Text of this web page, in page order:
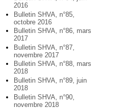
2016
Bulletin SHVA, n°85,
octobre 2016
Bulletin SHVA, n°86, mars
2017
Bulletin SHVA, n°87,
novembre 2017
Bulletin SHVA, n°88, mars
2018
Bulletin SHVA, n°89, juin
2018
Bulletin SHVA, n°90,
novembre 2018